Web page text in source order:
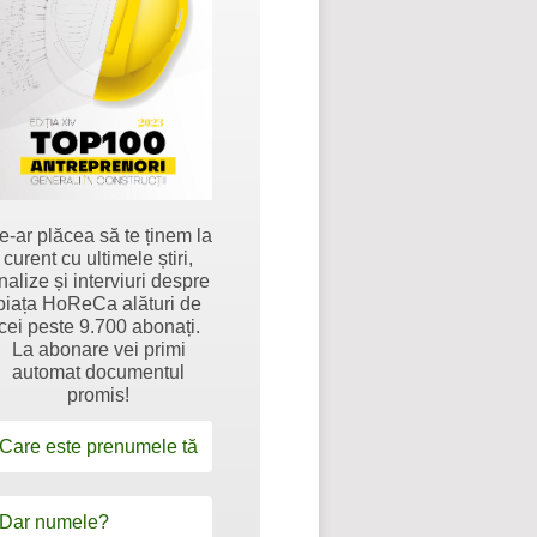
ar plăcea să te ținem la
curent cu ultimele știri,
și interviuri despre
HoReCa alături de
peste 9.700 abonați.
La abonare vei primi
automat documentul
promis!